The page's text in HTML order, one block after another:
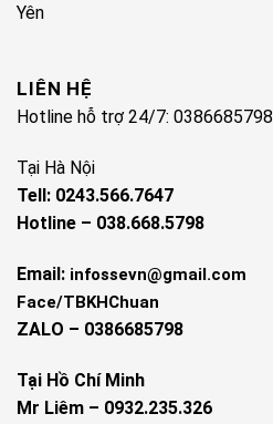
Yên
LIÊN HỆ
Hotline hỗ trợ 24/7: 0386685798
Tại Hà Nội
Tell: 0243.566.7647
Hotline – 038.668.5798
Email: infossevn@gmail.com
Face/TBKHChuan
ZALO – 0386685798
Tại Hồ Chí Minh
Mr Liêm – 0932.235.326